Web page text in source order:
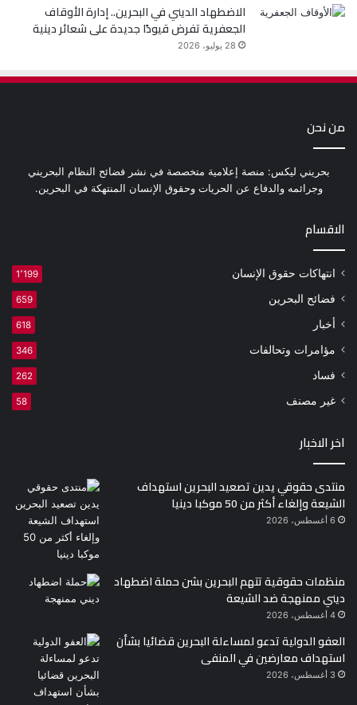
الاضطهاد الديني في البحرين.. إدارة الأوقاف
الجعفرية تفرض قيودًا جديدة على شعائر دينية
28 يوليو، 2026
من نحن
بحريني ليكس: منصة إعلامية متخصصة في نشر فضائح النظام البحريني
وجرائمه والدفاع عن الحريات وحقوق الإنسان المنتهكة في البحرين.
الاقسام
انتهاكات حقوق الإنسان 1٬199
فضائح البحرين 659
أخبار 618
مؤامرات وتحالفات 346
فساد 262
غير مصنف 58
اخر الاخبار
منتدى حقوقي يدين تصعيد البحرين استهداف
الشيعة وإلغاء أكثر من 50 موكبا دينيا
6 أغسطس، 2026
منظمات حقوقية تتهم البحرين بشن حملة اضطهاد
ديني ممنهجة ضد الشيعة
4 أغسطس، 2026
العفو الدولية تدعو لمساءلة البحرين قضائيا بشأن
استهداف معارضين في المنفى
3 أغسطس، 2026